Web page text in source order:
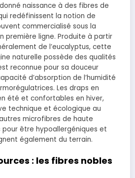
naissance à des fibres de
redéfinissent la notion de
commercialisé sous la
première ligne. Produite à partir
de l’eucalyptus, cette
naturelle possède des qualités
reconnue pour sa douceur
d’absorption de l’humidité
Les draps en
été et confortables en hiver,
technique et écologique au
microfibres de haute
pour être hypoallergéniques et
également du terrain.
: les fibres nobles